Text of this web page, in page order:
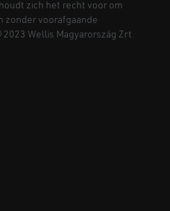
zich het recht voor om
zonder voorafgaande
Wellis Magyarország Zrt.